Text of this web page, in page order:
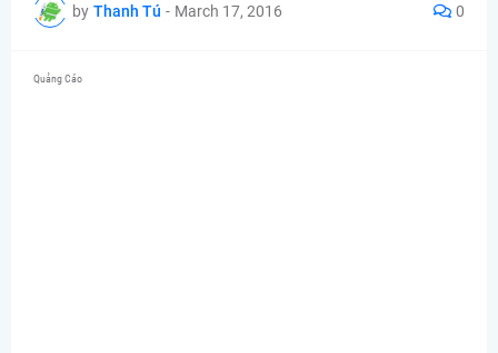
by Thanh Tú - March 17, 2016 0
Quảng Cáo